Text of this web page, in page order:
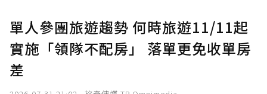
確認送出
單人參團旅遊趨勢 何時旅遊11/11起
實施「領隊不配房」 落單更免收單房
差